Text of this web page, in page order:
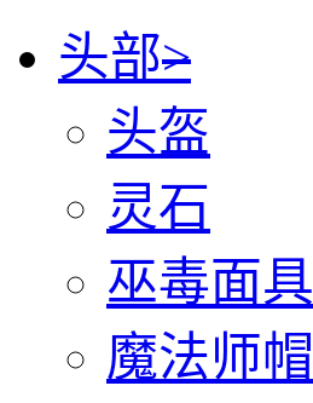
头部>
头盔
灵石
巫毒面具
魔法师帽